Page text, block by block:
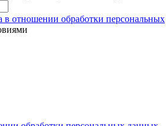
в отношении обработки персональных